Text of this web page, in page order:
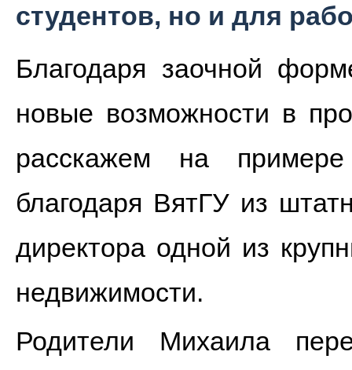
студентов, но и для
Благодаря заочной
новые возможности в
расскажем на
благодаря ВятГУ из
директора одной из
недвижимости.
Родители Михаила